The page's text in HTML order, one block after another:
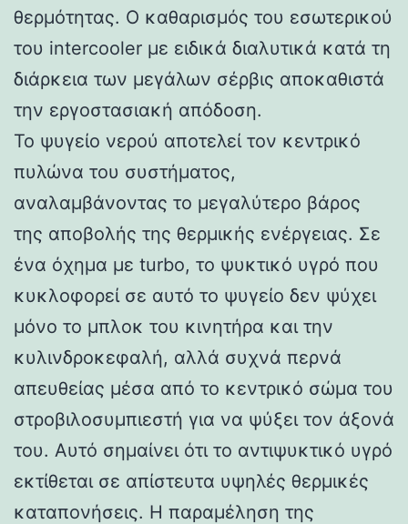
θερμότητας. Ο καθαρισμός του εσωτερικού
του intercooler με ειδικά διαλυτικά κατά τη
διάρκεια των μεγάλων σέρβις αποκαθιστά
την εργοστασιακή απόδοση.
Το ψυγείο νερού αποτελεί τον κεντρικό
πυλώνα του συστήματος,
αναλαμβάνοντας το μεγαλύτερο βάρος
της αποβολής της θερμικής ενέργειας. Σε
ένα όχημα με turbo, το ψυκτικό υγρό που
κυκλοφορεί σε αυτό το ψυγείο δεν ψύχει
μόνο το μπλοκ του κινητήρα και την
κυλινδροκεφαλή, αλλά συχνά περνά
απευθείας μέσα από το κεντρικό σώμα του
στροβιλοσυμπιεστή για να ψύξει τον άξονά
του. Αυτό σημαίνει ότι το αντιψυκτικό υγρό
εκτίθεται σε απίστευτα υψηλές θερμικές
καταπονήσεις. Η παραμέληση της